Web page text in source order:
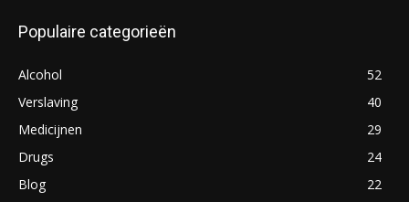
Populaire categorieën
Alcohol
52
Verslaving
40
Medicijnen
29
Drugs
24
Blog
22